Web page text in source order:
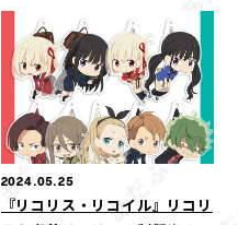
2024.05.25
『リコリス・リコイル』リコリ